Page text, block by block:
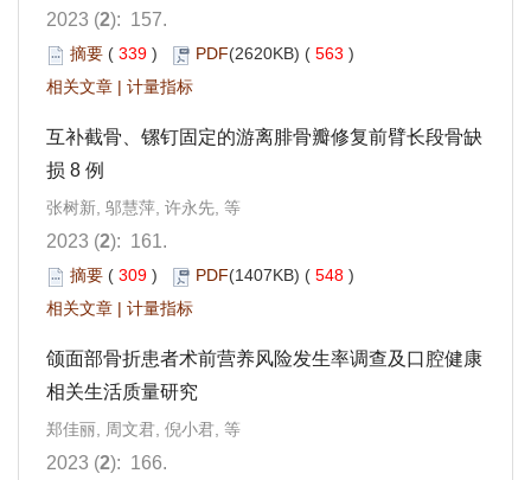
2023 (2): 157.
摘要 ( 339 ) PDF(2620KB) ( 563 )
相关文章 | 计量指标
互补截骨、镙钉固定的游离腓骨瓣修复前臂长段骨缺
损 8 例
张树新, 邬慧萍, 许永先, 等
2023 (2): 161.
摘要 ( 309 ) PDF(1407KB) ( 548 )
相关文章 | 计量指标
颌面部骨折患者术前营养风险发生率调查及口腔健康
相关生活质量研究
郑佳丽, 周文君, 倪小君, 等
2023 (2): 166.